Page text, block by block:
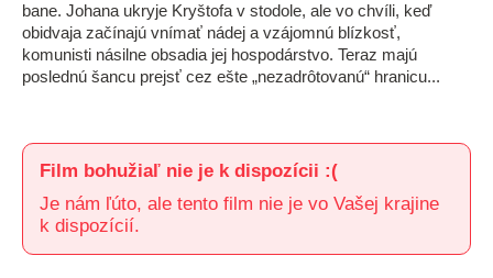
bane. Johana ukryje Kryštofa v stodole, ale vo chvíli, keď
obidvaja začínajú vnímať nádej a vzájomnú blízkosť,
komunisti násilne obsadia jej hospodárstvo. Teraz majú
poslednú šancu prejsť cez ešte „nezadrôtovanú“ hranicu...
Film bohužiaľ nie je k dispozícii :(
Je nám ľúto, ale tento film nie je vo Vašej krajine
k dispozícií.